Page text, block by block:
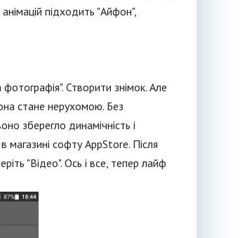
підходить "Айфон",
Створити знімок. Але
стане нерухомою. Без
зберегло динамічність і
софту AppStore. Після
"Відео". Ось і все, тепер лайф